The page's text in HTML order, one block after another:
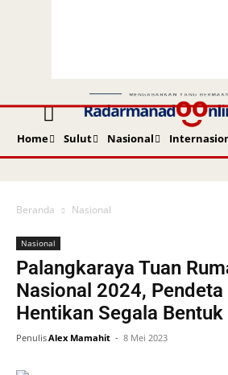
Home Sulut Nasional
Beranda Nasional
Nasional
Palangkaraya Tuan
Nasional 2024, Pendeta
Hentikan Segala
PenulisAlex Mamahit - 8 Mei 2023